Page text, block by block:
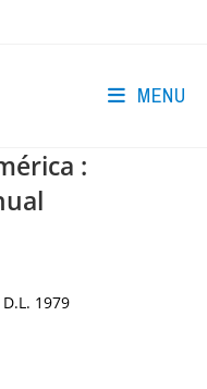
MENU
:
D.L. 1979